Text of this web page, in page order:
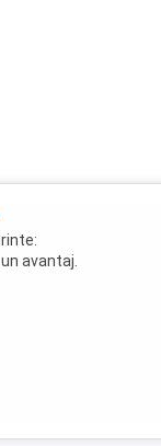
avantaj.